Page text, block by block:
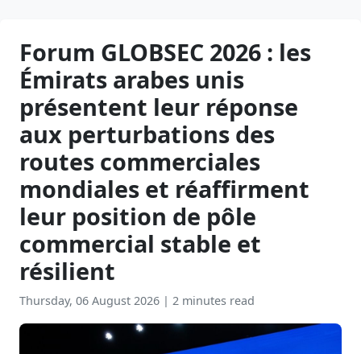
Forum GLOBSEC 2026 : les
Émirats arabes unis
présentent leur réponse
aux perturbations des
routes commerciales
mondiales et réaffirment
leur position de pôle
commercial stable et
résilient
Thursday, 06 August 2026 | 2 minutes read